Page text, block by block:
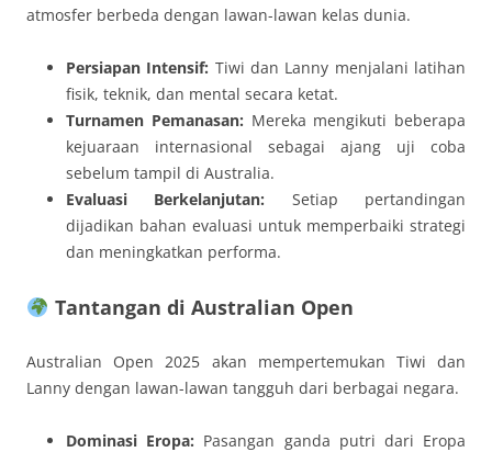
atmosfer berbeda dengan lawan-lawan kelas dunia.
Persiapan Intensif: Tiwi dan Lanny menjalani latihan
fisik, teknik, dan mental secara ketat.
Turnamen Pemanasan: Mereka mengikuti beberapa
kejuaraan internasional sebagai ajang uji coba
sebelum tampil di Australia.
Evaluasi Berkelanjutan: Setiap pertandingan
dijadikan bahan evaluasi untuk memperbaiki strategi
dan meningkatkan performa.
Tantangan di Australian Open
Australian Open 2025 akan mempertemukan Tiwi dan
Lanny dengan lawan-lawan tangguh dari berbagai negara.
Dominasi Eropa: Pasangan ganda putri dari Eropa